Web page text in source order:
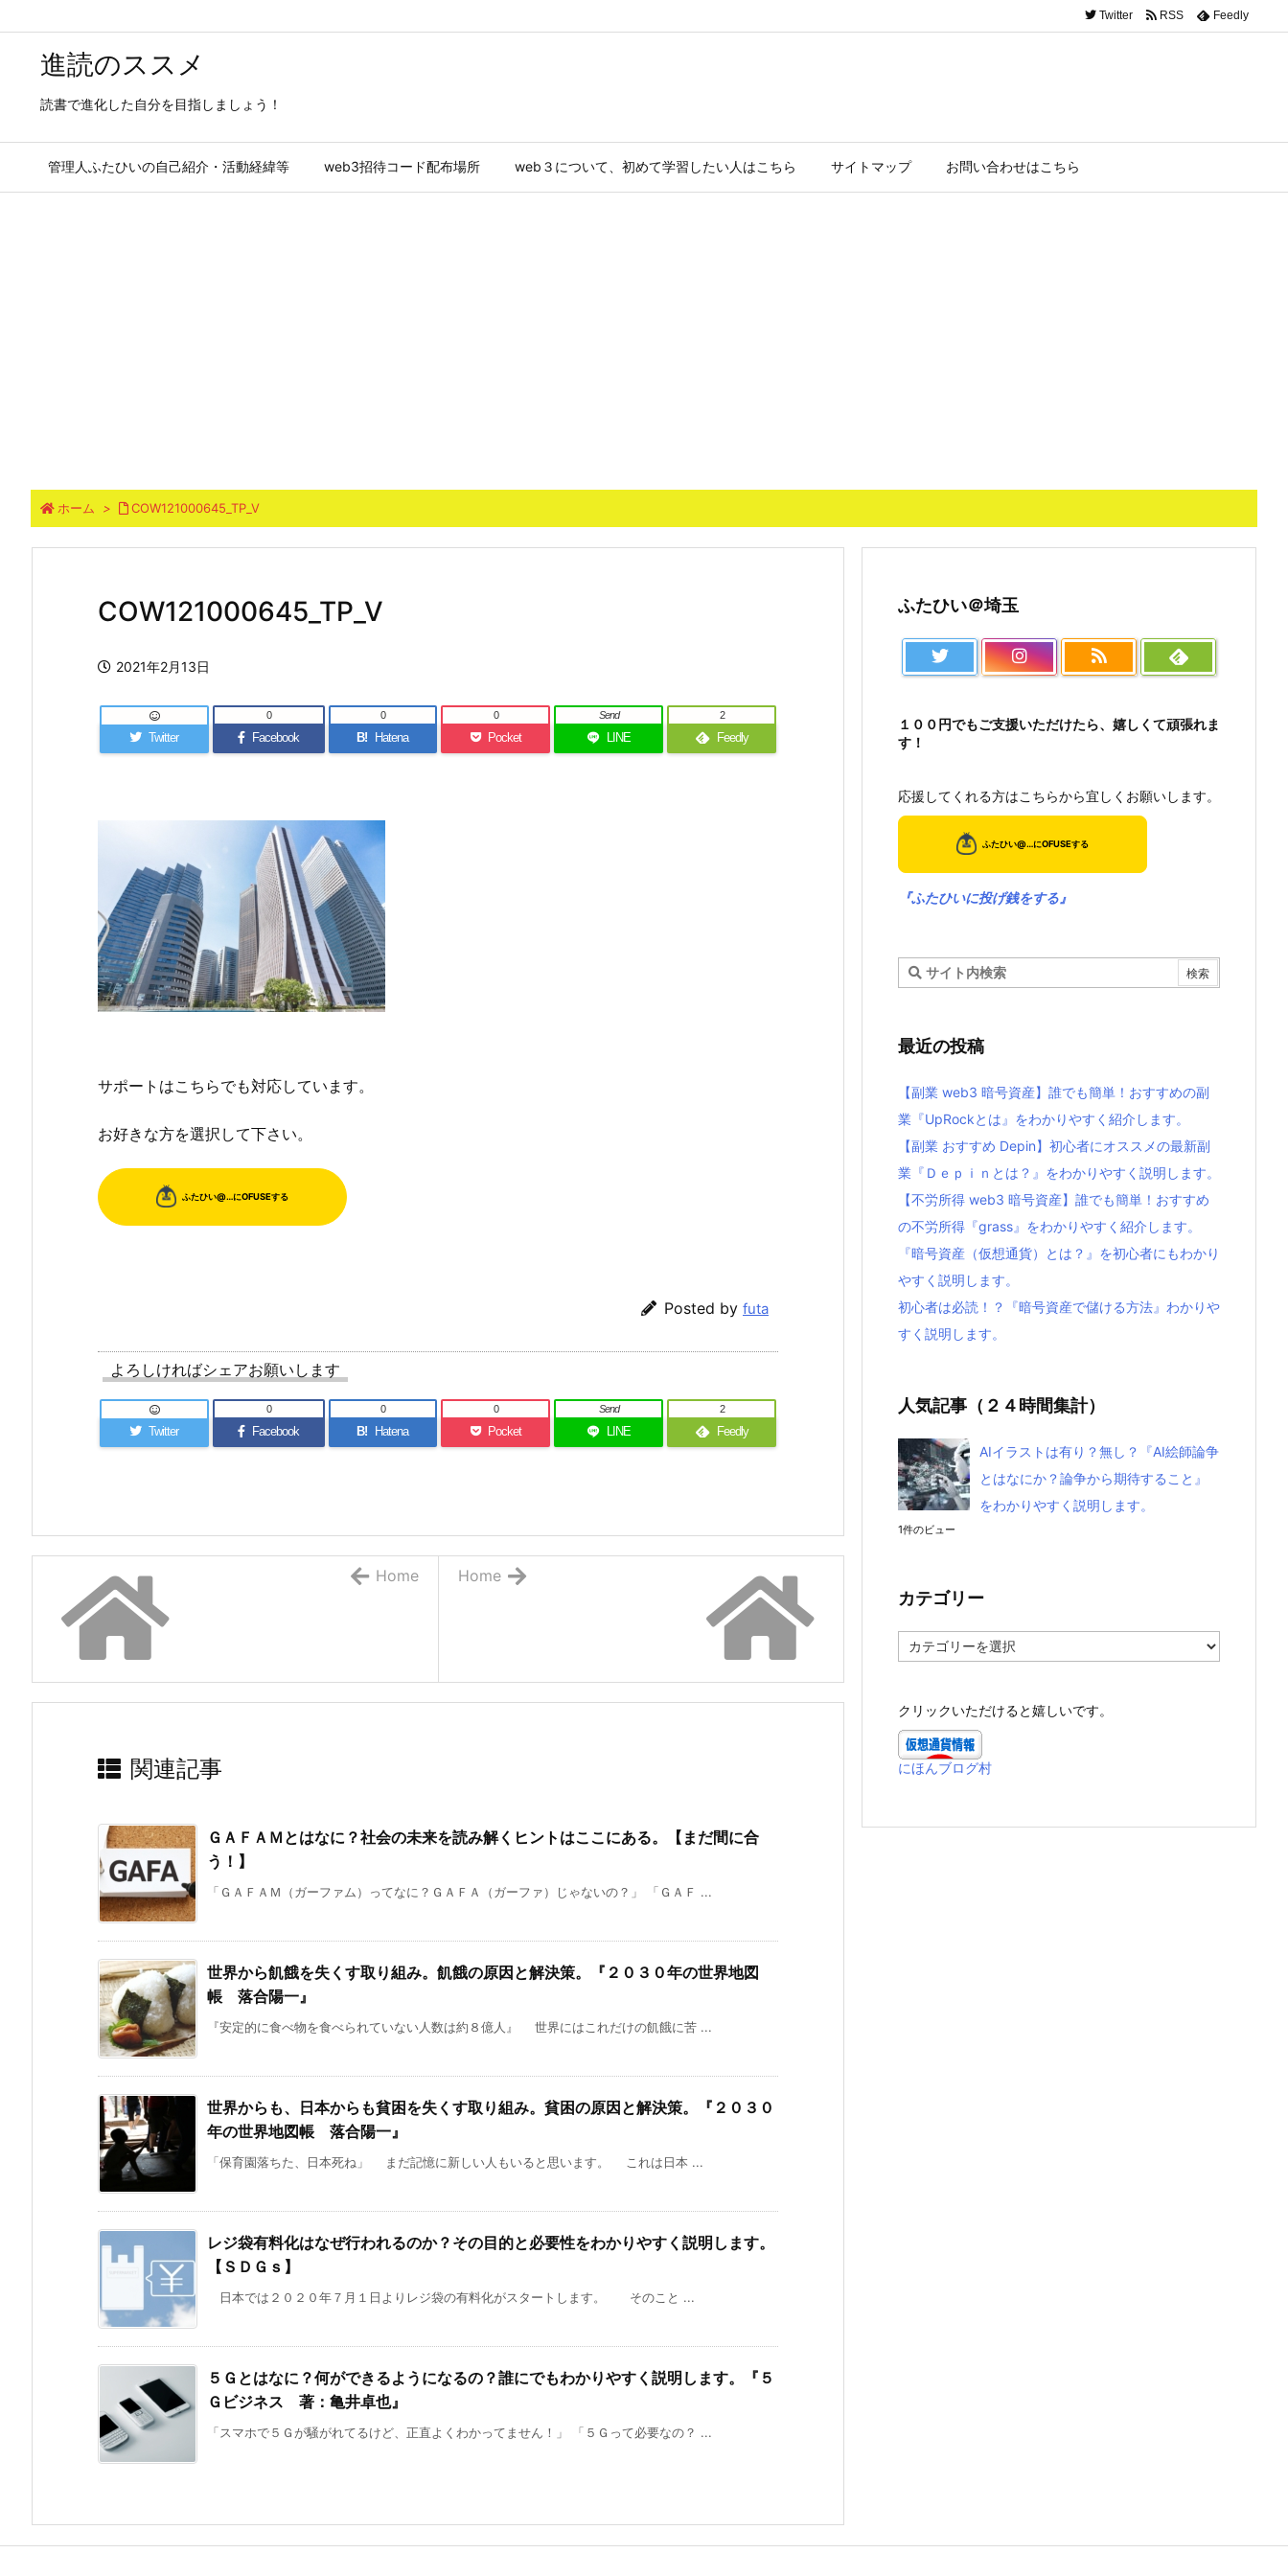
進読のススメ
読書で進化した自分を目指しましょう！
管理人ふたひいの自己紹介・活動経緯等 web3招待コード配布場所 web３について、初めて学習したい人はこちら サイトマップ お問い合わせはこちら
Twitter RSS Feedly
ホーム > COW121000645_TP_V
COW121000645_TP_V
2021年2月13日
Twitter Facebook
0
B! Hatena
0
Pocket
0
LINE
Send
Feedly
2
サポートはこちらでも対応しています。
お好きな方を選択して下さい。
Posted by futa
よろしければシェアお願いします
Twitter Facebook
0
B! Hatena
0
Pocket
0
LINE
Send
Feedly
2
Home
Home
関連記事
ＧＡＦＡＭとはなに？社会の未来を読み解くヒントはここにある。【まだ間に合
う！】
「ＧＡＦＡＭ（ガーファム）ってなに？ＧＡＦＡ（ガーファ）じゃないの？」 「ＧＡＦ ...
世界から飢餓を失くす取り組み。飢餓の原因と解決策。『２０３０年の世界地図
帳 落合陽一』
『安定的に食べ物を食べられていない人数は約８億人』 世界にはこれだけの飢餓に苦 ...
世界からも、日本からも貧困を失くす取り組み。貧困の原因と解決策。『２０３０
年の世界地図帳 落合陽一』
「保育園落ちた、日本死ね」 まだ記憶に新しい人もいると思います。 これは日本 ...
レジ袋有料化はなぜ行われるのか？その目的と必要性をわかりやすく説明します。
【ＳＤＧｓ】
日本では２０２０年７月１日よりレジ袋の有料化がスタートします。 そのこと ...
５Ｇとはなに？何ができるようになるの？誰にでもわかりやすく説明します。『５
Ｇビジネス 著：亀井卓也』
「スマホで５Ｇが騒がれてるけど、正直よくわかってません！」 「５Ｇって必要なの？ ...
ふたひい＠埼玉
１００円でもご支援いただけたら、嬉しくて頑張れま
す！
応援してくれる方はこちらから宜しくお願いします。
『ふたひいに投げ銭をする』
最近の投稿
【副業 web3 暗号資産】誰でも簡単！おすすめの副
業『UpRockとは』をわかりやすく紹介します。
【副業 おすすめ Depin】初心者にオススメの最新副
業『Ｄｅｐｉｎとは？』をわかりやすく説明します。
【不労所得 web3 暗号資産】誰でも簡単！おすすめ
の不労所得『grass』をわかりやすく紹介します。
『暗号資産（仮想通貨）とは？』を初心者にもわかり
やすく説明します。
初心者は必読！？『暗号資産で儲ける方法』わかりや
すく説明します。
人気記事（２４時間集計）
AIイラストは有り？無し？『AI絵師論争
とはなにか？論争から期待すること』
をわかりやすく説明します。
1件のビュー
カテゴリー
テ
ー
クリックいただけると嬉しいです。
にほんブログ村